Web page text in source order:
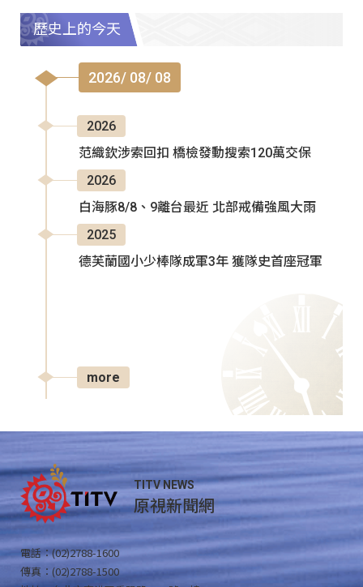
歷史上的今天
2026/ 08/ 08
2026
范織欽涉索回扣 橋檢發動搜索120萬交保
2026
白海豚8/8、9離台最近 北部戒備強風大雨
2025
德芙蘭國小少棒隊成軍3年 獲隊史首座冠軍
more
TITV NEWS
原視新聞網
電話：(02)2788-1600
傳真：(02)2788-1500